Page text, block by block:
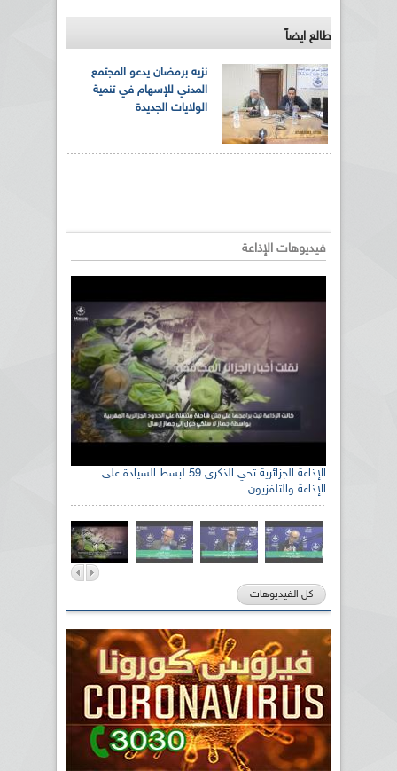
طالع ايضاً
نزيه برمضان يدعو المجتمع
المدني للإسهام في تنمية
الولايات الجديدة
فيديوهات الإذاعة
الإذاعة الجزائرية تحي الذكرى 59 لبسط السيادة على
الإذاعة والتلفزيون
كل الفيديوهات